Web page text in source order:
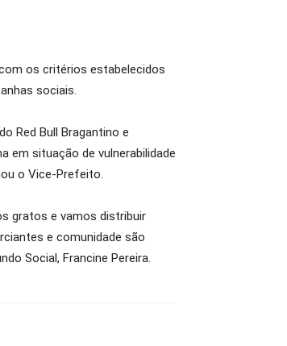
os critérios estabelecidos
sociais.
Red Bull Bragantino e
em situação de vulnerabilidade
o Vice-Prefeito.
gratos e vamos distribuir
e comunidade são
Social, Francine Pereira.